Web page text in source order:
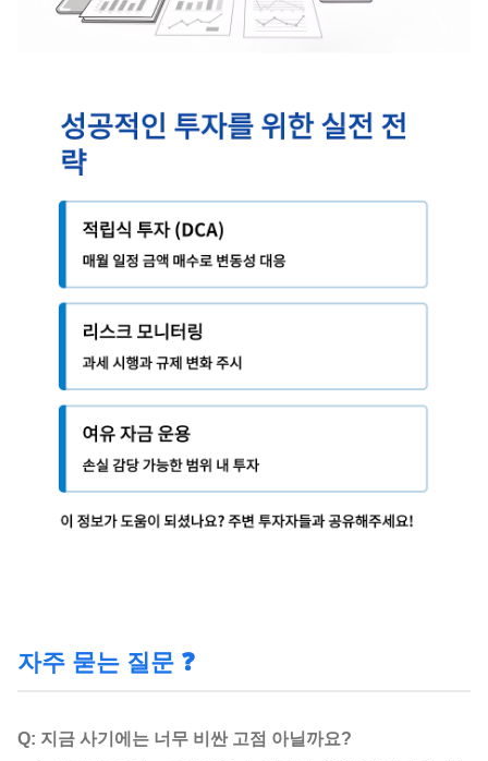
자주 묻는 질문 ❓
Q: 지금 사기에는 너무 비싼 고점 아닐까요?